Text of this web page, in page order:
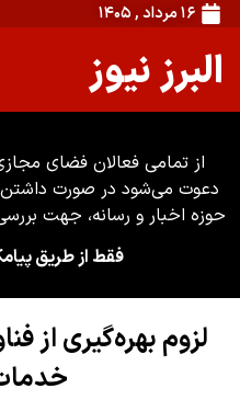
۱۶ مرداد , ۱۴۰۵
البرز نیوز
از تمامی فعالان فضای
دعوت می‌شود در صورت داشتن
حوزه اخبار و رسانه، جهت
فقط از طریق پیامک :
لزوم بهره‌گیری از